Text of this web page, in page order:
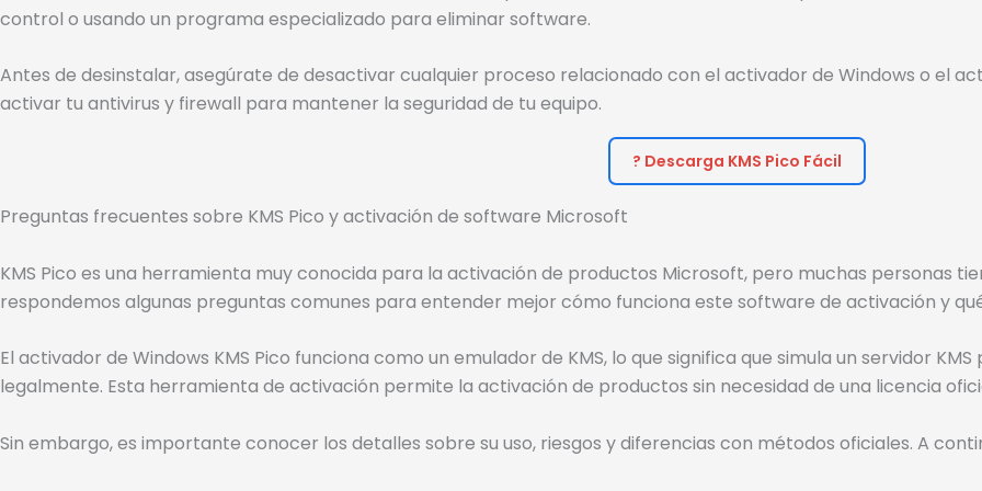
control o usando un programa especializado para eliminar software.
Antes de desinstalar, asegúrate de desactivar cualquier proceso relacionado con el activador de Windows o el
activar tu antivirus y firewall para mantener la seguridad de tu equipo.
? Descarga KMS Pico Fácil
Preguntas frecuentes sobre KMS Pico y activación de software Microsoft
KMS Pico es una herramienta muy conocida para la activación de productos Microsoft, pero muchas personas
respondemos algunas preguntas comunes para entender mejor cómo funciona este software de activación y
El activador de Windows KMS Pico funciona como un emulador de KMS, lo que significa que simula un servidor
legalmente. Esta herramienta de activación permite la activación de productos sin necesidad de una licencia
Sin embargo, es importante conocer los detalles sobre su uso, riesgos y diferencias con métodos oficiales. A